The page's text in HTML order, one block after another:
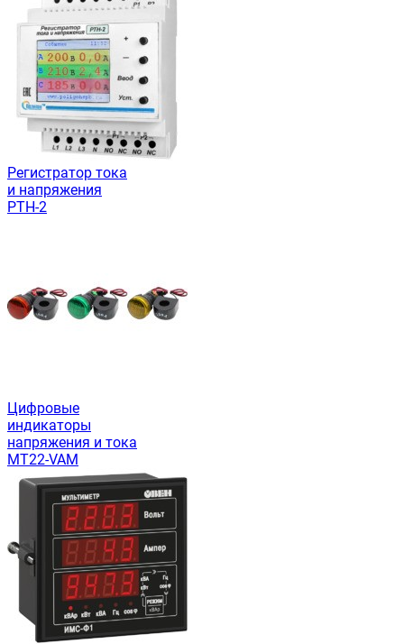
Регистратор тока
и напряжения
РТН-2
Цифровые
индикаторы
напряжения и тока
MT22-VAM